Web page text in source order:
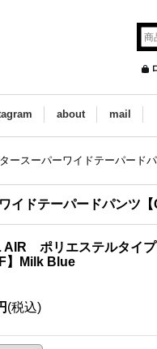
about mail
スーパーワイドテーパード
イドテーパードパンツ
AIR ポリエステルタイ
】Milk Blue
(税込)